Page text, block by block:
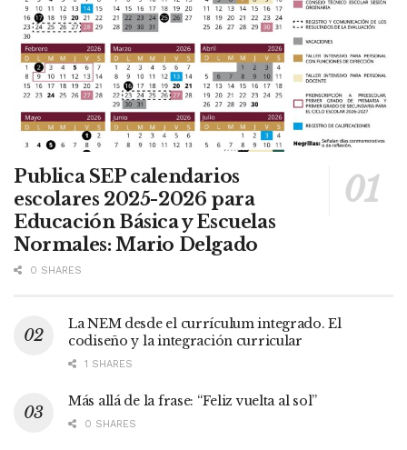
Publica SEP calendarios
escolares 2025-2026 para
Educación Básica y Escuelas
Normales: Mario Delgado
0 SHARES
La NEM desde el currículum integrado. El
codiseño y la integración curricular
1 SHARES
Más allá de la frase: “Feliz vuelta al sol”
0 SHARES